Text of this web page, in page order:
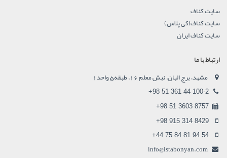
سایت کناف
سایت کناف(کی پلاس)
سایت کناف ایران
ارتباط با ما
مشهد، برج البان، نبش معلم 16، طبقه5 واحد1
+98 51 361 44 100-2
+98 51 3603 8757
+98 915 314 8429
+44 75 84 81 94 54